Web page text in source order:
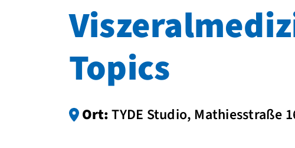
Topics
Ort:TYDE Studio, Mathiesstraße